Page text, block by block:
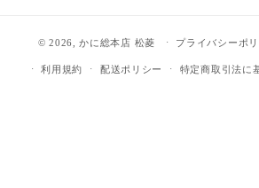
© 2026,かに総本店 松菱 プライバシーポ
利用規約 配送ポリシー 特定商取引法に